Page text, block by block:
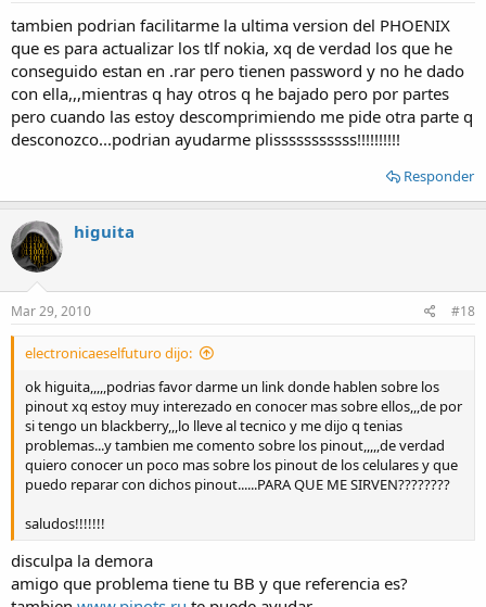
tambien podrian facilitarme la ultima version del PHOENIX
que es para actualizar los tlf nokia, xq de verdad los que he
conseguido estan en .rar pero tienen password y no he dado
con ella,,,mientras q hay otros q he bajado pero por partes
pero cuando las estoy descomprimiendo me pide otra parte q
desconozco...podrian ayudarme plisssssssssss!!!!!!!!!!
Responder
higuita
Mar 29, 2010 #18
electronicaeselfuturo dijo:
ok higuita,,,,,podrias favor darme un link donde hablen sobre los
pinout xq estoy muy interezado en conocer mas sobre ellos,,,de por
si tengo un blackberry,,,lo lleve al tecnico y me dijo q tenias
problemas...y tambien me comento sobre los pinout,,,,,de verdad
quiero conocer un poco mas sobre los pinout de los celulares y que
puedo reparar con dichos pinout......PARA QUE ME SIRVEN????????
saludos!!!!!!!
disculpa la demora
amigo que problema tiene tu BB y que referencia es?